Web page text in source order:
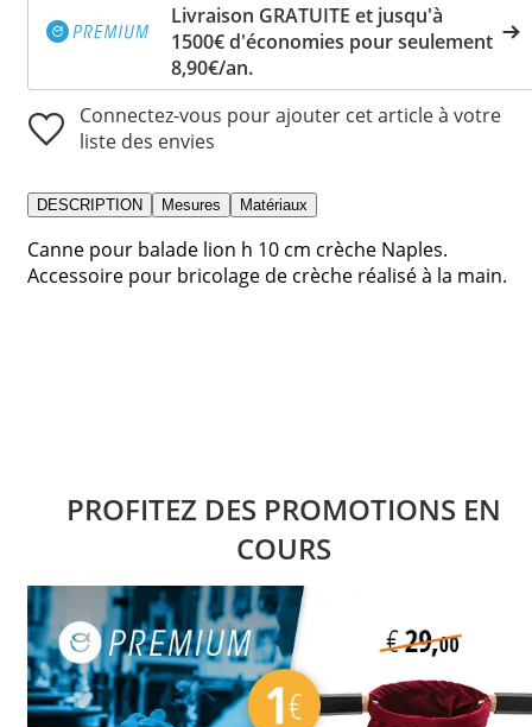
Livraison GRATUITE et jusqu'à
1500€ d'économies pour seulement
8,90€/an.
Connectez-vous pour ajouter cet article à votre
liste des envies
DESCRIPTION Mesures Matériaux
Canne pour balade lion h 10 cm crèche Naples.
Accessoire pour bricolage de crèche réalisé à la main.
PROFITEZ DES PROMOTIONS EN
COURS